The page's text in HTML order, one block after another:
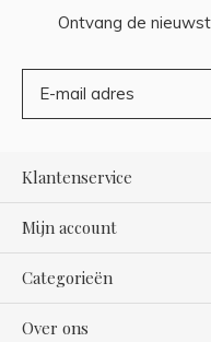
Ontvang de
Klantenservice
Mijn account
Categorieën
Over ons